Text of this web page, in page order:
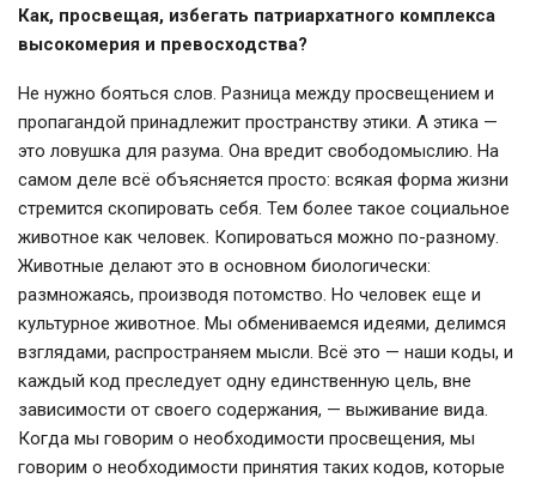
Как, просвещая, избегать патриархатного комплекса
высокомерия и превосходства?
Не нужно бояться слов. Разница между просвещением и
пропагандой принадлежит пространству этики. А этика —
это ловушка для разума. Она вредит свободомыслию. На
самом деле всё объясняется просто: всякая форма жизни
стремится скопировать себя. Тем более такое социальное
животное как человек. Копироваться можно по-разному.
Животные делают это в основном биологически:
размножаясь, производя потомство. Но человек еще и
культурное животное. Мы обмениваемся идеями, делимся
взглядами, распространяем мысли. Всё это — наши коды, и
каждый код преследует одну единственную цель, вне
зависимости от своего содержания, — выживание вида.
Когда мы говорим о необходимости просвещения, мы
говорим о необходимости принятия таких кодов, которые